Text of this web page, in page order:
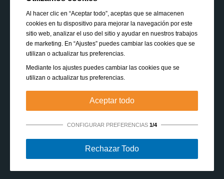
VER TODOS LOS FOLLETOS
Al hacer clic en “Aceptar todo”, aceptas que se almacenen
cookies en tu dispositivo para mejorar la navegación por este
sitio web, analizar el uso del sitio y ayudar en nuestros trabajos
de marketing. En “Ajustes” puedes cambiar las cookies que se
utilizan o actualizar tus preferencias.
Mediante los ajustes puedes cambiar las cookies que se
utilizan o actualizar tus preferencias.
Aceptar todo
CONFIGURAR PREFERENCIAS 1/4
Estrictamente necesarias:
Estas cookies son esenciales
Rechazar Todo